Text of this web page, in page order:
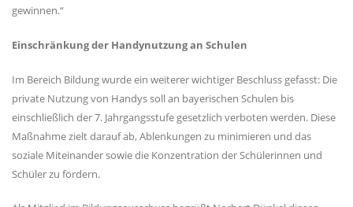
gewinnen.“
Einschränkung der Handynutzung an Schulen
Im Bereich Bildung wurde ein weiterer wichtiger Beschluss gefasst: Die
private Nutzung von Handys soll an bayerischen Schulen bis
einschließlich der 7. Jahrgangsstufe gesetzlich verboten werden. Diese
Maßnahme zielt darauf ab, Ablenkungen zu minimieren und das
soziale Miteinander sowie die Konzentration der Schülerinnen und
Schüler zu fördern.